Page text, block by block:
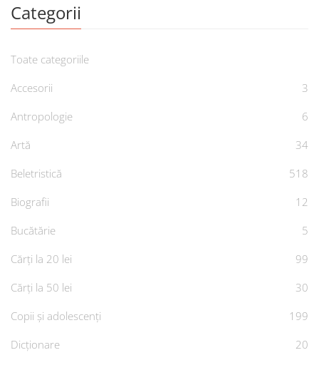
Categorii
Toate categoriile
Accesorii
3
Antropologie
6
Artă
34
Beletristică
518
Biografii
12
Bucătărie
5
Cărți la 20 lei
99
Cărți la 50 lei
30
Copii și adolescenți
199
Dicționare
20